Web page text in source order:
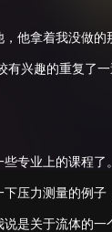
他拿着我没做
有兴趣的重复了
专业上的课程
压力测量的例
是关于流体的一